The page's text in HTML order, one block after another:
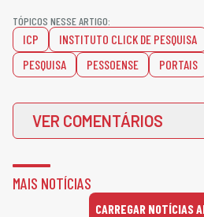
TÓPICOS NESSE ARTIGO:
ICP INSTITUTO CLICK DE PESQUISA
PESQUISA
PESSOENSE PORTAIS
VER COMENTÁRIOS
MAIS NOTÍCIAS
CARREGAR NOTÍCIAS